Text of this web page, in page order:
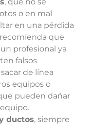
o en mal
en una pérdida
que
profesional ya
falsos
de línea
equipos o
pueden dañar
ductos, siempre